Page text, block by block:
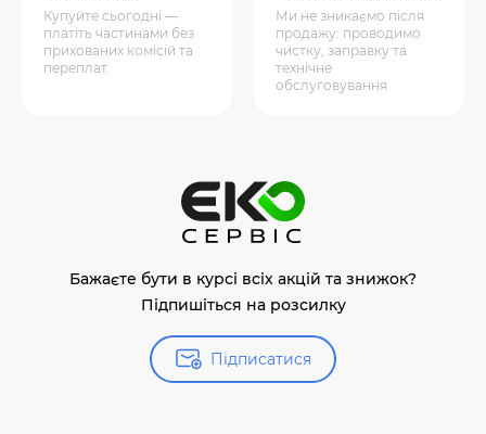
Купуйте сьогодні —
платіть частинами без
прихованих комісій та
переплат.
Ми не зникаємо після
продажу: проводимо
чистку, заправку та
технічне
обслуговування
Бажаєте бути в курсі всіх акцій та знижок?
Підпишіться на розсилку
Підписатися